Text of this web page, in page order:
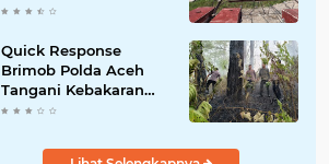
Jembatan Gantung
Aceh Tenggara
Quick Response
Brimob Polda Aceh
Tangani Kebakaran
Hutan di Lembah